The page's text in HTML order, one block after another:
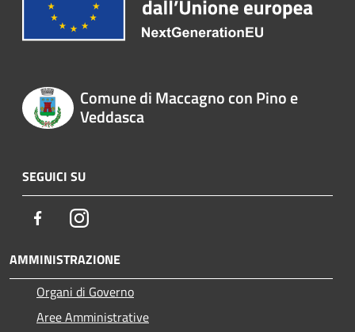
Comune di Maccagno con Pino e
Veddasca
SEGUICI SU
FacebookInstagram
AMMINISTRAZIONE
Organi di Governo
Aree Amministrative